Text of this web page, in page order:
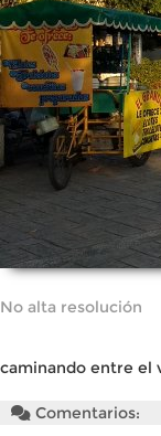
No alta resolución
caminando entre el
Comentarios: